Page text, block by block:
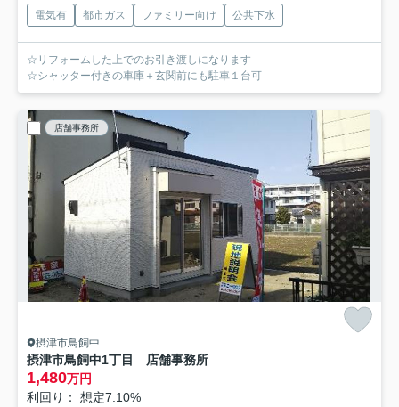
電気有 都市ガス ファミリー向け 公共下水
☆リフォームした上でのお引き渡しになります
☆シャッター付きの車庫＋玄関前にも駐車１台可
店舗事務所
摂津市鳥飼中
摂津市鳥飼中1丁目 店舗事務所
1,480万円
利回り： 想定7.10%